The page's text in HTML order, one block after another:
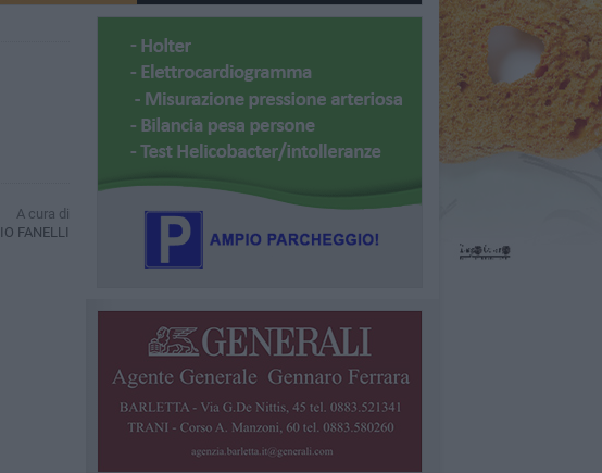
A cura di
FANELLI